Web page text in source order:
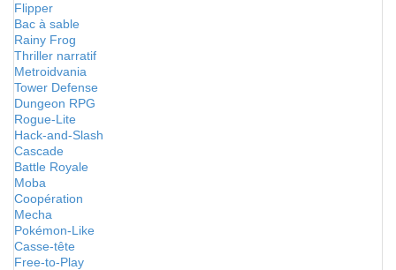
Flipper
Bac à sable
Rainy Frog
Thriller narratif
Metroidvania
Tower Defense
Dungeon RPG
Rogue-Lite
Hack-and-Slash
Cascade
Battle Royale
Moba
Coopération
Mecha
Pokémon-Like
Casse-tête
Free-to-Play